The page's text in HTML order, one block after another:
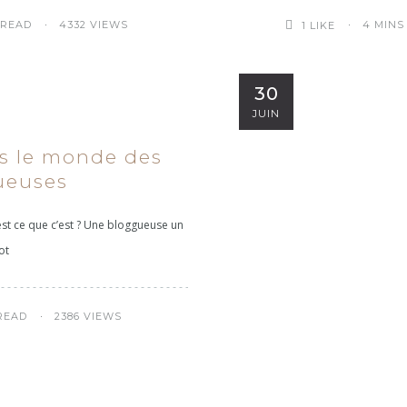
4332 VIEWS 1 LIKE 4 MINS
le monde des
ce que c’est ? Une bloggueuse un
2386 VIEWS
30
JUIN